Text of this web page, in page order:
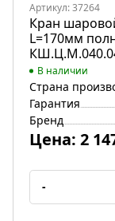
Артикул: 37264
Кран
L=170мм
В наличии
Страна
Гарантия
Бренд
Цена: 2
-